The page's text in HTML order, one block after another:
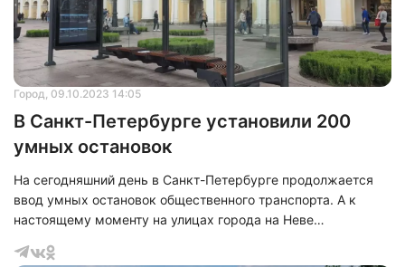
Город, 09.10.2023 14:05
В Санкт-Петербурге установили 200
умных остановок
На сегодняшний день в Санкт-Петербурге продолжается
ввод умных остановок общественного транспорта. А к
настоящему моменту на улицах города на Неве